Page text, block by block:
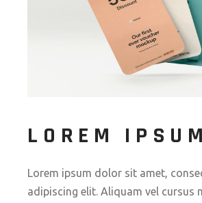
LOREM
Lorem ipsum dolor sit amet,
adipiscing elit. Aliquam vel cursus